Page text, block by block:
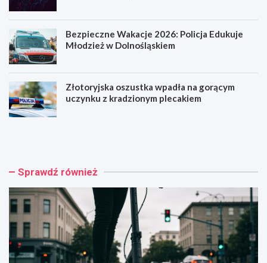
Bezpieczne Wakacje 2026: Policja Edukuje
Młodzież w Dolnośląskiem
Złotoryjska oszustka wpadła na gorącym
uczynku z kradzionym plecakiem
H
n
g
a
k
o
n
t
R
n
y
P
i
k
n
i
Sprawdź również